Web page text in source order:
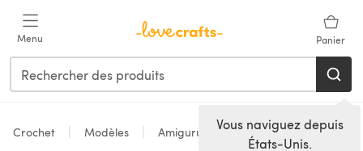
Menu Panier
Vous naviguez depuis
États-Unis.
Crochet Modèles Amigurumi